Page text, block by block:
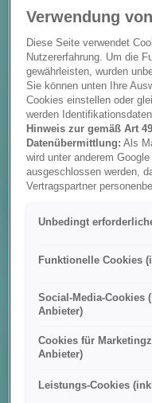
Verwendung
Diese Seite verwendet
Nutzererfahrung. Um die
gewährleisten, wurden
Sie können unten Ihre
Cookies einstellen oder
werden
Hinweis zur gemäß Art
Datenübermittlung: Als
wird unter anderem
ausgeschlossen werden,
Vertragspartner
besteht kein der
gleichwertiges
Hieraus können sich für
als Betroffener in den
ausgeschlossen werden
US-Sicherheitsbehörden
auf das absolut
Setzen von Cookies für
stimmen Sie damit auch
Unbedingt
Funktionelle Cookies
Social-Media-Cookies
Anbieter)
Cookies für
Anbieter)
Leistungs-Cookies